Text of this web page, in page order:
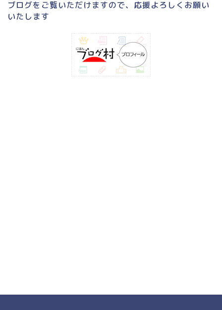
ブログをご覧いただけますので、応援よろしくお願い
いたします